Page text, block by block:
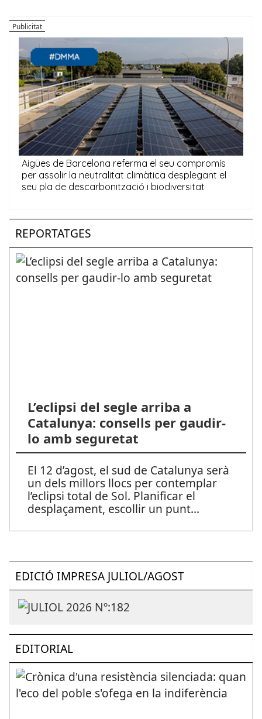
REPORTATGES
L’eclipsi del segle arriba a
Catalunya: consells per gaudir-
lo amb seguretat
El 12 d’agost, el sud de Catalunya serà
un dels millors llocs per contemplar
l’eclipsi total de Sol. Planificar el
desplaçament, escollir un punt...
EDICIÓ IMPRESA JULIOL/AGOST
EDITORIAL